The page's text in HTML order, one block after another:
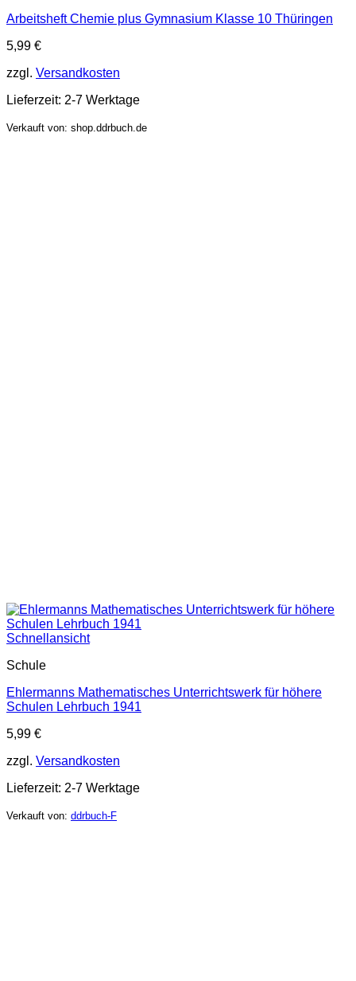
Arbeitsheft Chemie plus Gymnasium Klasse 10 Thüringen
5,99 €
zzgl. Versandkosten
Lieferzeit: 2-7 Werktage
Verkauft von: shop.ddrbuch.de
Schnellansicht
Schule
Ehlermanns Mathematisches Unterrichtswerk für höhere
Schulen Lehrbuch 1941
5,99 €
zzgl. Versandkosten
Lieferzeit: 2-7 Werktage
Verkauft von: ddrbuch-F